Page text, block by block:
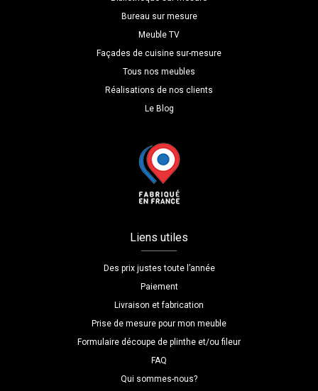
Bureau sur mesure
Meuble TV
Façades de cuisine sur-mesure
Tous nos meubles
Réalisations de nos clients
Le Blog
Liens utiles
Des prix justes toute l’année
Paiement
Livraison et fabrication
Prise de mesure pour mon meuble
Formulaire découpe de plinthe et/ou fileur
FAQ
Qui sommes-nous?